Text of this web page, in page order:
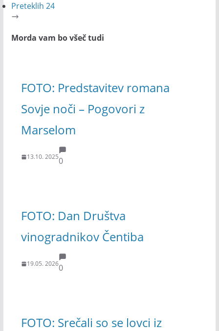
Preteklih 24
Morda vam bo všeč tudi
FOTO: Predstavitev romana
Sovje noči – Pogovori z
Marselom
13.10. 20250
FOTO: Dan Društva
vinogradnikov Čentiba
19.05. 20260
FOTO: Srečali so se lovci iz